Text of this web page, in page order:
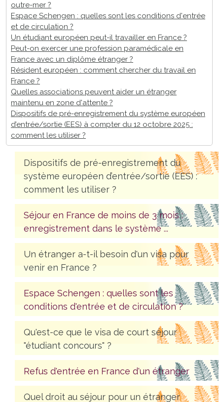
outre-mer ?
Espace Schengen : quelles sont les conditions d'entrée
et de circulation ?
Un étudiant européen peut-il travailler en France ?
Peut-on exercer une profession paramédicale en
France avec un diplôme étranger ?
Résident européen : comment chercher du travail en
France ?
Quelles associations peuvent aider un étranger
maintenu en zone d'attente ?
Dispositifs de pré-enregistrement du système européen
d’entrée/sortie (EES) à compter du 12 octobre 2025 :
comment les utiliser ?
Dispositifs de pré-enregistrement du
système européen d’entrée/sortie (EES) :
comment les utiliser ?
Séjour en France de moins de 3 mois :
enregistrement dans le système ...
Un étranger a-t-il besoin d'un visa pour
venir en France ?
Espace Schengen : quelles sont les
conditions d'entrée et de circulation ?
Qu'est-ce que le visa de court séjour
"étudiant concours" ?
Refus d'entrée en France d'un étranger
Quel droit au séjour pour un étranger